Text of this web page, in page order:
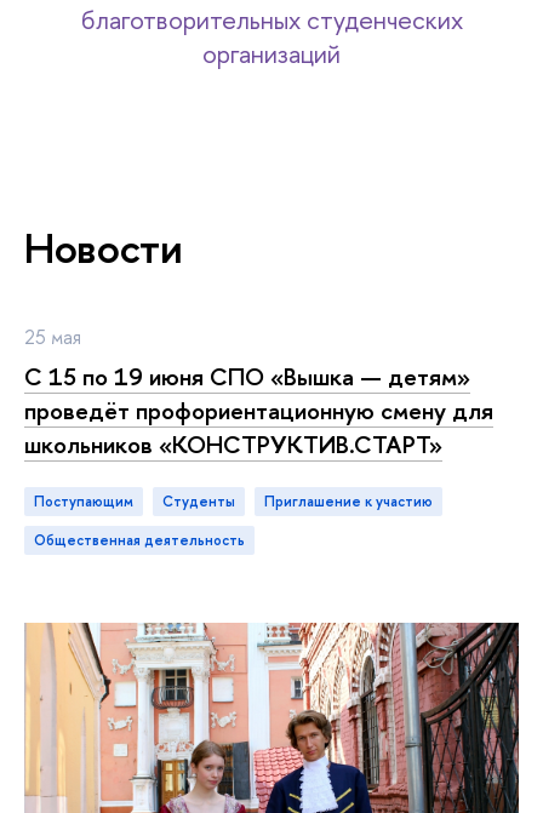
благотворительных студенческих
организаций
Новости
25 мая
С 15 по 19 июня СПО «Вышка — детям»
проведёт профориентационную смену для
школьников «КОНСТРУКТИВ.СТАРТ»
Поступающим студенты
приглашение к участию
общественная деятельность